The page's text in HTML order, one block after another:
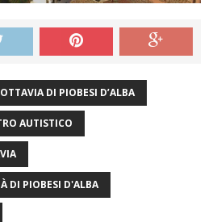
DI PIOBESI D’ALBA
AUTISTICO
DI PIOBESI D'ALBA